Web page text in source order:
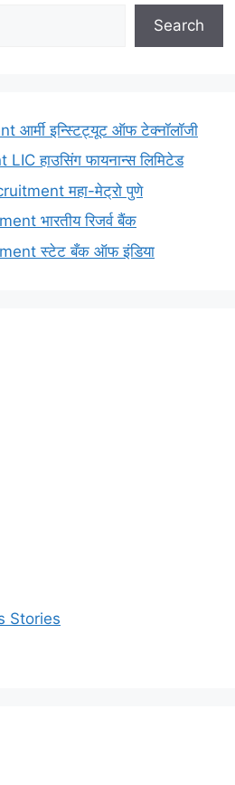
Search
इन्स्टिट्यूट ऑफ टेक्नॉलॉजी
हाउसिंग फायनान्स लिमिटेड
महा-मेट्रो पुणे
भारतीय रिजर्व बैंक
स्टेट बँक ऑफ इंडिया
Stories